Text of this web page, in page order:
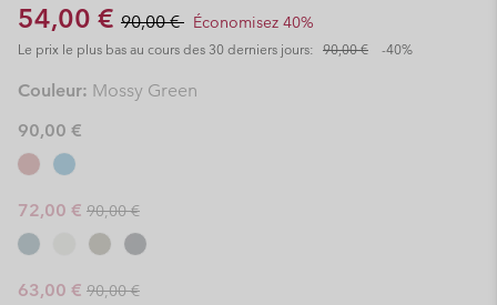
Sale price:
54,00 € Regular price:
90,00 € Économisez 40%
Le prix le plus bas au cours des 30 derniers jours: 90,00 € -40%
Couleur: Mossy Green
90,00 €
Sale price:
72,00 € Regular price:
90,00 €
Sale price:
63,00 € Regular price:
90,00 €